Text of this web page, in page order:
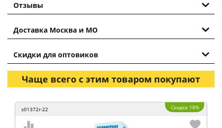
Отзывы
Доставка Москва и МО
Скидки для оптовиков
Чаще всего с этим товаром покупают
s01372r-22 Скидка 18%